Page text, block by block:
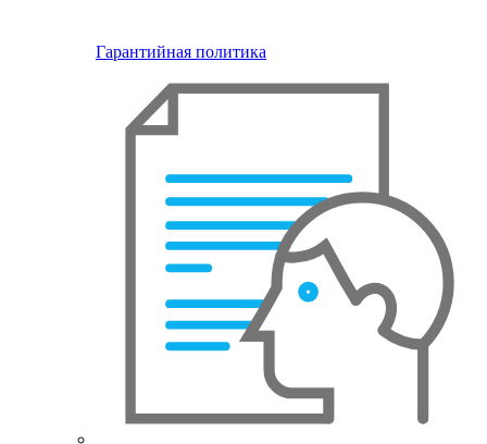
Гарантийная политика